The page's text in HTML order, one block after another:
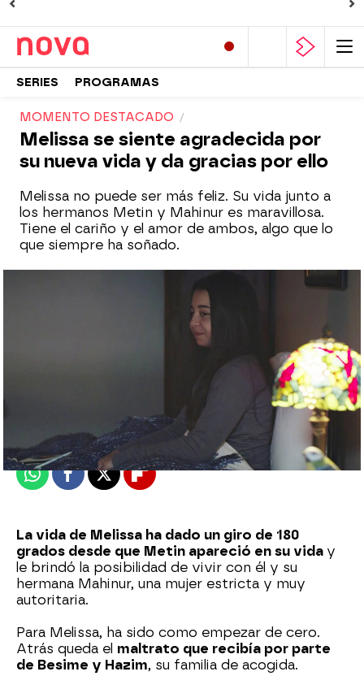
SERIES PROGRAMAS
MOMENTO DESTACADO
Melissa se siente agradecida por
su nueva vida y da gracias por ello
Melissa no puede ser más feliz. Su vida junto a
los hermanos Metin y Mahinur es maravillosa.
Tiene el cariño y el amor de ambos, algo que lo
que siempre ha soñado.
Publicado:21 de octubre de 2023, 21:03
WhatsappFacebook
X Flipboard
La vida de Melissa ha dado un giro de 180
grados desde que Metin apareció en su vida y
le brindó la posibilidad de vivir con él y su
hermana Mahinur, una mujer estricta y muy
autoritaria.
Para Melissa, ha sido como empezar de cero.
Atrás queda el maltrato que recibía por parte
de Besime y Hazim, su familia de acogida.